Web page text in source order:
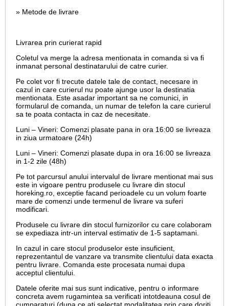
» Metode de livrare
Livrarea prin curierat rapid
Coletul va merge la adresa mentionata in comanda si va fi
inmanat personal destinatarului de catre curier.
Pe colet vor fi trecute datele tale de contact, necesare in
cazul in care curierul nu poate ajunge usor la destinatia
mentionata. Este asadar important sa ne comunici, in
formularul de comanda, un numar de telefon la care curierul
sa te poata contacta in caz de necesitate.
Luni – Vineri: Comenzi plasate pana in ora 16:00 se livreaza
in ziua urmatoare (24h)
Luni – Vineri: Comenzi plasate dupa in ora 16:00 se livreaza
in 1-2 zile (48h)
Pe tot parcursul anului intervalul de livrare mentionat mai sus
este in vigoare pentru produsele cu livrare din stocul
horeking.ro, exceptie facand perioadele cu un volum foarte
mare de comenzi unde termenul de livrare va suferi
modificari.
Produsele cu livrare din stocul furnizorilor cu care colaboram
se expediaza intr-un interval estimativ de 1-5 saptamani.
In cazul in care stocul produselor este insuficient,
reprezentantul de vanzare va transmite clientului data exacta
pentru livrare. Comanda este procesata numai dupa
acceptul clientului.
Datele oferite mai sus sunt indicative, pentru o informare
concreta avem rugamintea sa verificati intotdeauna cosul de